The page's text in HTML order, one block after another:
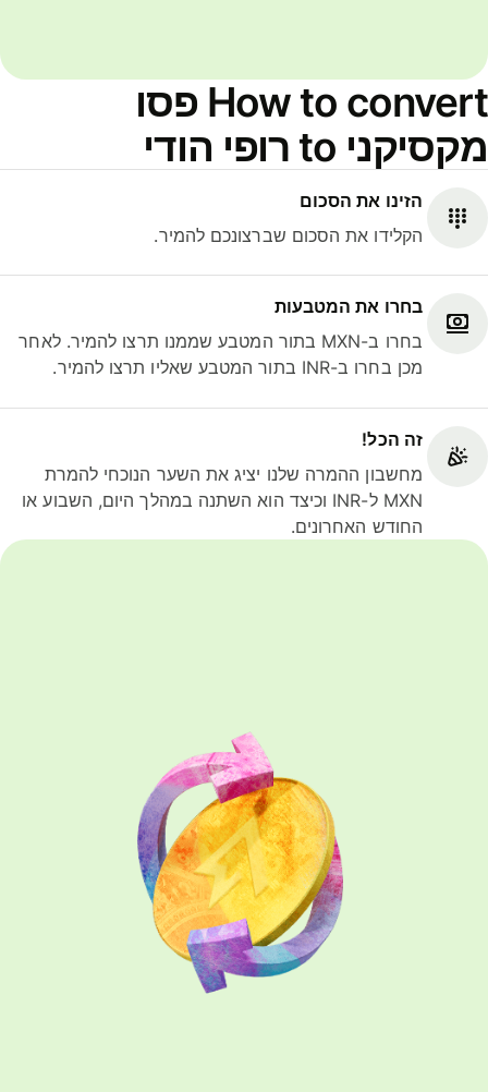
How to convert פסו
מקסיקני to רופי הודי
הזינו את הסכום
הקלידו את הסכום שברצונכם להמיר.
בחרו את המטבעות
בחרו ב-MXN בתור המטבע שממנו תרצו להמיר. לאחר
מכן בחרו ב-INR בתור המטבע שאליו תרצו להמיר.
זה הכל!
מחשבון ההמרה שלנו יציג את השער הנוכחי להמרת
MXN ל-INR וכיצד הוא השתנה במהלך היום, השבוע או
החודש האחרונים.